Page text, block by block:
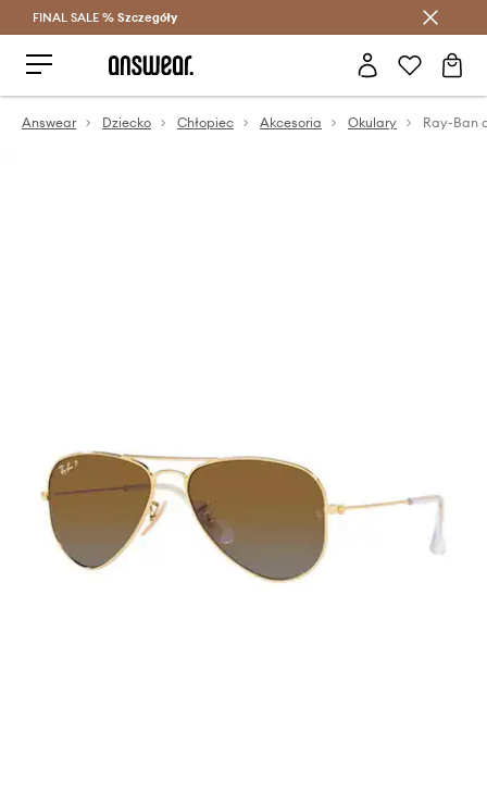
Oszczędzaj z Answear Club >
FINAL SALE % Szczegóły
Answear Dziecko Chłopiec Akcesoria Okulary